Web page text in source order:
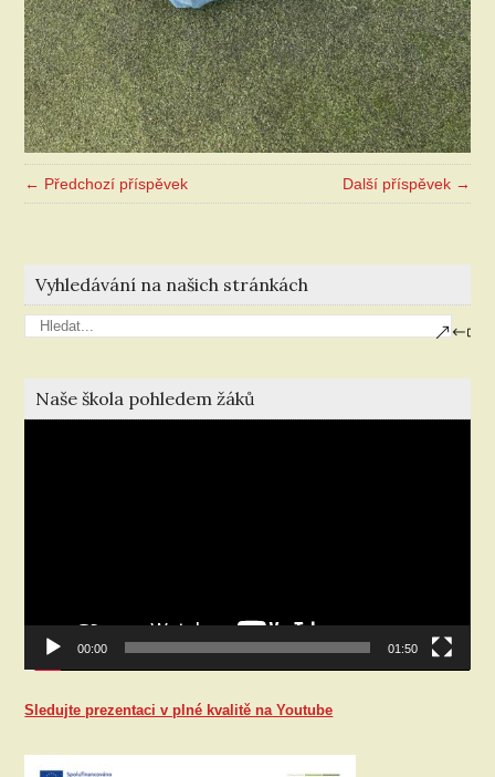
← Předchozí příspěvek Další příspěvek →
Vyhledávání na našich stránkách
Naše škola pohledem žáků
00:00 01:50
Sledujte prezentaci v plné kvalitě na Youtube